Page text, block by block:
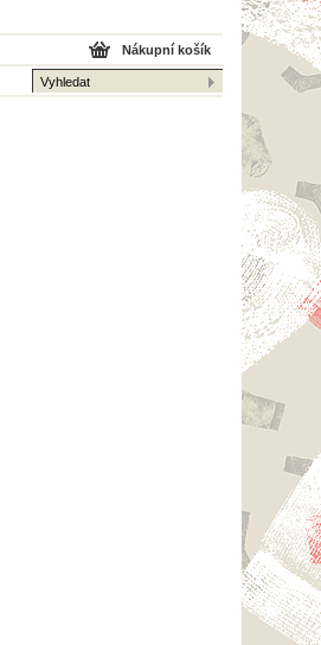
Nákupní košík